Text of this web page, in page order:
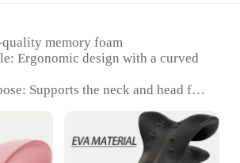
memory foam
Ergonomic design with a curved
Supports the neck and head for
Property: Resilient and adaptive to
Weight or Quantity: Standard size,